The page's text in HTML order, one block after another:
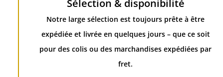
Sélection & disponibilité
Notre large sélection est toujours prête à être
expédiée et livrée en quelques jours – que ce soit
pour des colis ou des marchandises expédiées par
fret.